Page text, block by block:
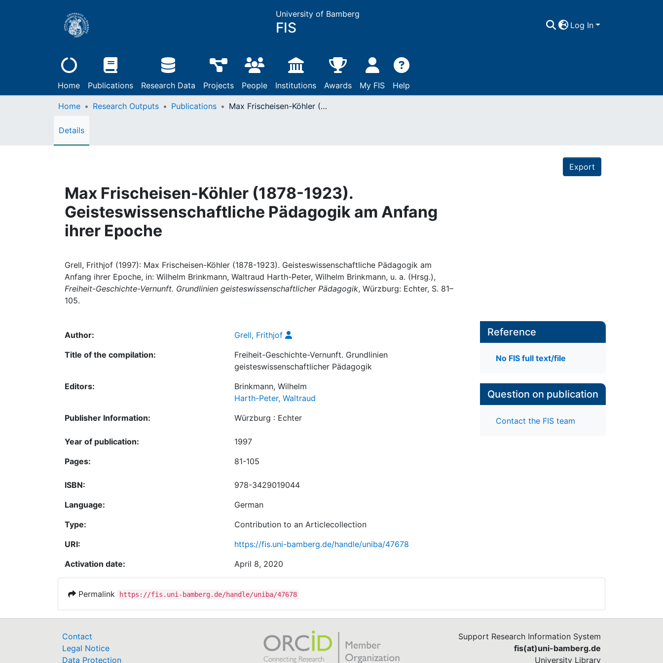
University of Bamberg
FIS Log In
Home Publications Research Data Projects People Institutions Awards My FIS Help
Home Research Outputs Publications Max Frischeisen-Köhler (1878-1923). Geisteswissenschaftliche Pädagogik am Anfang ihrer Epoche
Details
Export
Max Frischeisen-Köhler (1878-1923).
Geisteswissenschaftliche Pädagogik am Anfang
ihrer Epoche
Grell, Frithjof (1997): Max Frischeisen-Köhler (1878-1923). Geisteswissenschaftliche Pädagogik am
Anfang ihrer Epoche, in: Wilhelm Brinkmann, Waltraud Harth-Peter, Wilhelm Brinkmann, u. a. (Hrsg.),
Freiheit-Geschichte-Vernunft. Grundlinien geisteswissenschaftlicher Pädagogik, Würzburg: Echter, S. 81–
105.
Author:
Grell, Frithjof
Title of the compilation:
Freiheit-Geschichte-Vernunft. Grundlinien
geisteswissenschaftlicher Pädagogik
Editors:
Brinkmann, Wilhelm
Harth-Peter, Waltraud
Publisher Information:
Würzburg : Echter
Year of publication:
1997
Pages:
81-105
ISBN:
978-3429019044
Language:
German
Type:
Contribution to an Articlecollection
URI:
https://fis.uni-bamberg.de/handle/uniba/47678
Activation date:
April 8, 2020
Reference
No FIS full text/file
Question on publication
Contact the FIS team
Permalink https://fis.uni-bamberg.de/handle/uniba/47678
Contact
Legal Notice
Data Protection
Support Research Information System
fis(at)uni-bamberg.de
University Library